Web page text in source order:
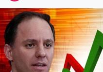
BİLİM VE TEKNOLOJİ
DUNYA